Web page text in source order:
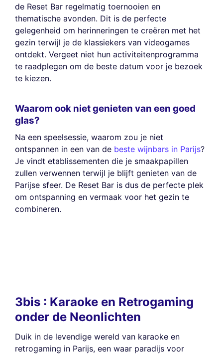
de Reset Bar regelmatig toernooien en
thematische avonden. Dit is de perfecte
gelegenheid om herinneringen te creëren met het
gezin terwijl je de klassiekers van videogames
ontdekt. Vergeet niet hun activiteitenprogramma
te raadplegen om de beste datum voor je bezoek
te kiezen.
Waarom ook niet genieten van een goed
glas?
Na een speelsessie, waarom zou je niet
ontspannen in een van de beste wijnbars in Parijs?
Je vindt etablissementen die je smaakpapillen
zullen verwennen terwijl je blijft genieten van de
Parijse sfeer. De Reset Bar is dus de perfecte plek
om ontspanning en vermaak voor het gezin te
combineren.
3bis : Karaoke en Retrogaming
onder de Neonlichten
Duik in de levendige wereld van karaoke en
retrogaming in Parijs, een waar paradijs voor